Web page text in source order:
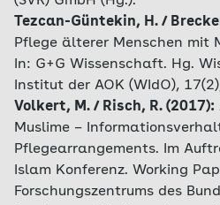
Tezcan-Güntekin, H. /
Pflege älterer Menschen mit
In: G+G Wissenschaft. Hg.
Institut der AOK (WIdO),
Volkert, M. / Risch, R. (2017):
Muslime –
Pflegearrangements. Im
Islam Konferenz. Working
Forschungszentrums des